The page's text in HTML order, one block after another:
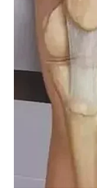
više nego
Ne iz besa, već
Partner može
hladnoća – to je
Ako ste
romantične
da vam niko